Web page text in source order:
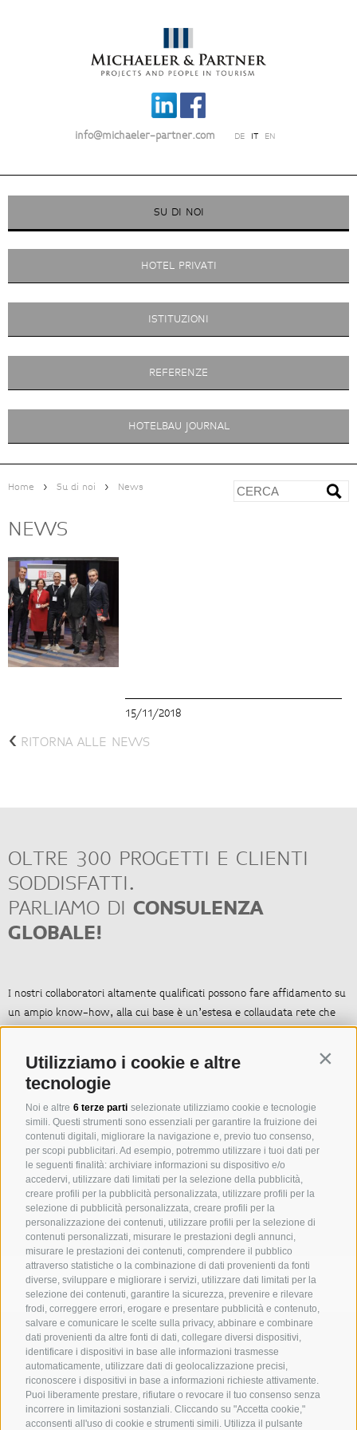
Utilizziamo i cookie e altre
tecnologie
Noi e altre 6 terze parti selezionate utilizziamo cookie e tecnologie
simili. Questi strumenti sono essenziali per garantire la fruizione dei
contenuti digitali, migliorare la navigazione e, previo tuo consenso,
per scopi pubblicitari. Ad esempio, potremmo utilizzare i tuoi dati per
le seguenti finalità: archiviare informazioni su dispositivo e/o
accedervi, utilizzare dati limitati per la selezione della pubblicità,
creare profili per la pubblicità personalizzata, utilizzare profili per la
selezione di pubblicità personalizzata, creare profili per la
personalizzazione dei contenuti, utilizzare profili per la selezione di
contenuti personalizzati, misurare le prestazioni degli annunci,
misurare le prestazioni dei contenuti, comprendere il pubblico
attraverso statistiche o la combinazione di dati provenienti da fonti
diverse, sviluppare e migliorare i servizi, utilizzare dati limitati per la
selezione dei contenuti, garantire la sicurezza, prevenire e rilevare
frodi, correggere errori, erogare e presentare pubblicità e contenuto,
salvare e comunicare le scelte sulla privacy, abbinare e combinare
dati provenienti da altre fonti di dati, collegare diversi dispositivi,
identificare i dispositivi in base alle informazioni trasmesse
automaticamente, utilizzare dati di geolocalizzazione precisi,
riconoscere i dispositivi in base a informazioni richieste attivamente.
Puoi liberamente prestare, rifiutare o revocare il tuo consenso senza
incorrere in limitazioni sostanziali. Cliccando su "Accetta cookie,"
acconsenti all'uso di cookie e strumenti simili. Utilizza il pulsante
info@michaeler-partner.com DE IT EN
SU DI NOI
HOTEL PRIVATI
ISTITUZIONI
REFERENZE
HOTELBAU JOURNAL
Home > Su di noi > News
NEWS
15/11/2018
< RITORNA ALLE NEWS
OLTRE 300 PROGETTI E CLIENTI
SODDISFATTI.
PARLIAMO DI CONSULENZA
GLOBALE!
I nostri collaboratori altamente qualificati possono fare affidamento su
un ampio know-how, alla cui base è un’estesa e collaudata rete che
mette in comunicazione diversi gruppi di dialogo nell’ambito
dell’industria turistica internazionale. Ai nostri clienti offriamo un
servizio a tutto tondo per lo sviluppo di grandi e piccoli progetti
turistici.
In sostanza lavoriamo su quattro ambiti di intervento:
SVILUPPO DEL PROGETTO
GESTIONE EDILE
CONSULENZA
INNOVAZIONE SOSTENIBILE & ESG
MICHAELER & PARTNER VARNA
Via Isarco 1 - I-39040 Varna
Tel. +39 0472 978 140 - Fax +39 0472 978 141
MICHAELER & PARTNER VIENNA